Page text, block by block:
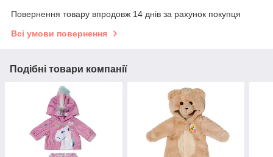
Повернення товару впродовж 14 днів за рахунок покупця
Всі умови повернення
Подібні товари компанії